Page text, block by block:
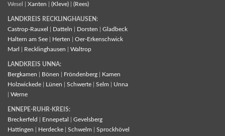
Wesel | Xanten (Kleve) (Rees)
LANDKREIS RECKLINGHAUSEN:
Castrop-Rauxel
Datteln Dorsten
Gladbeck
Haltern am See
Herten
Oer-Erkenschwick
Marl
Recklinghausen Waltrop
LANDKREIS UNNA:
Bergkamen
Bönen Fröndenberg
Kamen
Holzwickede
Lünen Schwerte Selm
Unna
Werne
ENNEPE-RUHR-KREIS:
Breckerfeld
Ennepetal
Gevelsberg
Hattingen
Herdecke Schwelm Sprockhövel